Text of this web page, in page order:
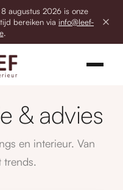
augustus 2026 is onze
bereiken via info@leef-
.
& advies
en interieur. Van
trends.